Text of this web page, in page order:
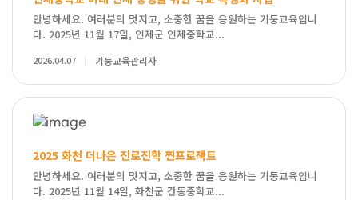
안녕하세요. 여러분의 멋지고, 소중한 꿈을 응원하는 기둥교육입니
다. 2025년 11월 17일, 인제군 인제중학교...
2026.04.07 기둥교육관리자
2025 화천 더나은 진로진학 찐프로젝트
안녕하세요. 여러분의 멋지고, 소중한 꿈을 응원하는 기둥교육입니
다. 2025년 11월 14일, 화천군 간동중학교...